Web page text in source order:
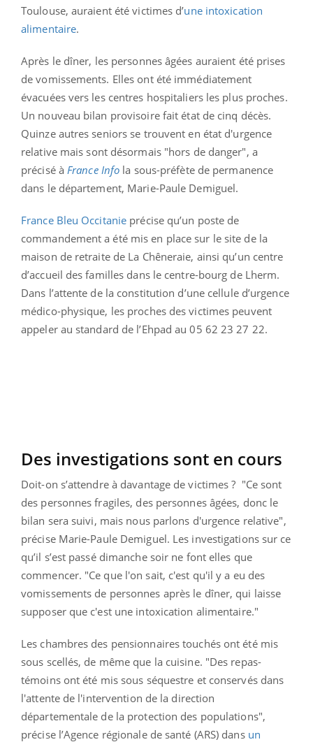
Toulouse, auraient été victimes d’une intoxication
alimentaire.
Après le dîner, les personnes âgées auraient été prises
de vomissements. Elles ont été immédiatement
évacuées vers les centres hospitaliers les plus proches.
Un nouveau bilan provisoire fait état de cinq décès.
Quinze autres seniors se trouvent en état d'urgence
relative mais sont désormais "hors de danger", a
précisé à France Info la sous-préfète de permanence
dans le département, Marie-Paule Demiguel.
France Bleu Occitanie précise qu’un poste de
commandement a été mis en place sur le site de la
maison de retraite de La Chêneraie, ainsi qu’un centre
d’accueil des familles dans le centre-bourg de Lherm.
Dans l’attente de la constitution d’une cellule d’urgence
médico-physique, les proches des victimes peuvent
appeler au standard de l’Ehpad au 05 62 23 27 22.
Des investigations sont en cours
Doit-on s’attendre à davantage de victimes ? "Ce sont
des personnes fragiles, des personnes âgées, donc le
bilan sera suivi, mais nous parlons d'urgence relative",
précise Marie-Paule Demiguel. Les investigations sur ce
qu’il s’est passé dimanche soir ne font elles que
commencer. "Ce que l'on sait, c'est qu'il y a eu des
vomissements de personnes après le dîner, qui laisse
supposer que c'est une intoxication alimentaire."
Les chambres des pensionnaires touchés ont été mis
sous scellés, de même que la cuisine. "Des repas-
témoins ont été mis sous séquestre et conservés dans
l'attente de l'intervention de la direction
départementale de la protection des populations",
précise l’Agence régionale de santé (ARS) dans un